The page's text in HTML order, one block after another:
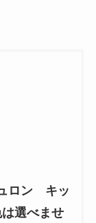
ロン キッ
選べませ